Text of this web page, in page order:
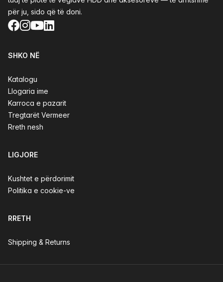
për ju, sido që të doni.
Facebook
Instagram
YouTube
LinkedIn
SHKO NË
Katalogu
Llogaria ime
Karroca e pazarit
Tregtarët Vermeer
Rreth nesh
LIGJORE
Kushtet e përdorimit
Politika e cookie-ve
RRETH
Shipping & Returns